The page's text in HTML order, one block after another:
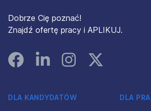
Dobrze Cię poznać!
Znajdź ofertę pracy i APLIKUJ.
FacebookLinked InInstagramInstagram
DLA KANDYDATÓW DLA